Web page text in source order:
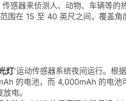
感器来侦测人、动物、车辆等
围在 15 至 40 英尺之间，覆盖
灯'运动传感器系统夜间运行。根
的电池，而 4,000mAh 的电池
电。